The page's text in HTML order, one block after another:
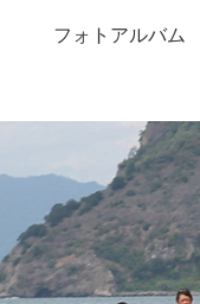
フォトアルバム